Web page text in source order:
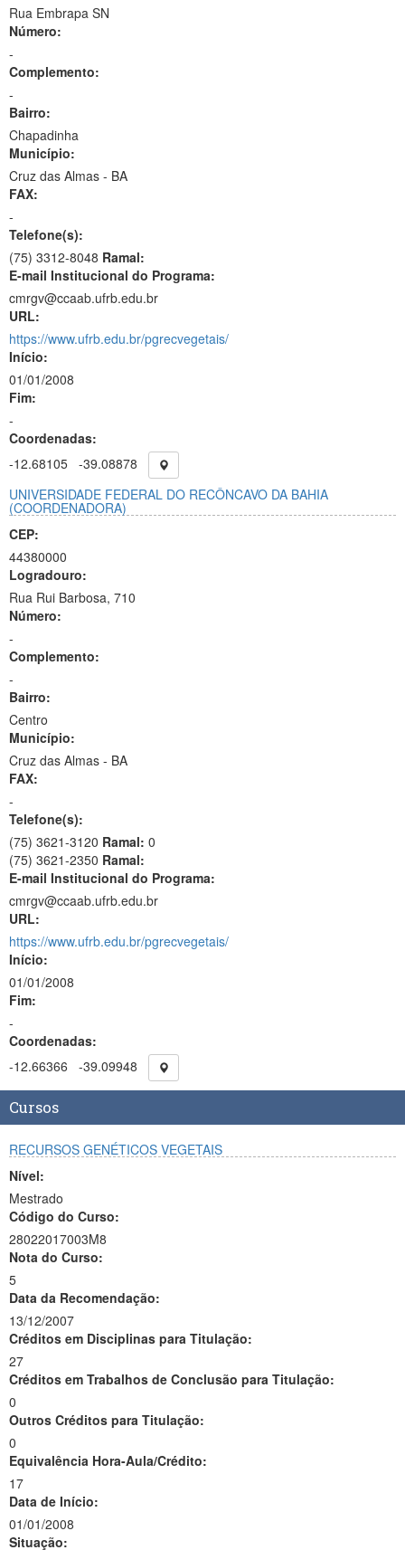
Rua Embrapa SN
Número:
-
Complemento:
-
Bairro:
Chapadinha
Município:
Cruz das Almas - BA
FAX:
-
Telefone(s):
(75) 3312-8048 Ramal:
E-mail Institucional do Programa:
cmrgv@ccaab.ufrb.edu.br
URL:
https://www.ufrb.edu.br/pgrecvegetais/
Início:
01/01/2008
Fim:
-
Coordenadas:
-12.68105 -39.08878
UNIVERSIDADE FEDERAL DO RECÔNCAVO DA BAHIA
(COORDENADORA)
CEP:
44380000
Logradouro:
Rua Rui Barbosa, 710
Número:
-
Complemento:
-
Bairro:
Centro
Município:
Cruz das Almas - BA
FAX:
-
Telefone(s):
(75) 3621-3120 Ramal: 0
(75) 3621-2350 Ramal:
E-mail Institucional do Programa:
cmrgv@ccaab.ufrb.edu.br
URL:
https://www.ufrb.edu.br/pgrecvegetais/
Início:
01/01/2008
Fim:
-
Coordenadas:
-12.66366
-39.09948
Cursos
RECURSOS GENÉTICOS VEGETAIS
Nível:
Mestrado
Código do Curso:
28022017003M8
Nota do Curso:
5
Data da Recomendação:
13/12/2007
Créditos em Disciplinas para Titulação:
27
Créditos em Trabalhos de Conclusão para Titulação:
0
Outros Créditos para Titulação:
0
Equivalência Hora-Aula/Crédito:
17
Data de Início:
01/01/2008
Situação: